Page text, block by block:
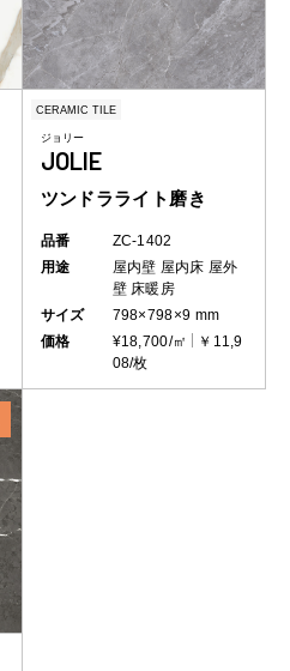
CERAMIC TILE
ジョリー
JOLIE
ツンドラライト磨き
品番
ZC-1402
用途
屋内壁 屋内床 屋外
壁 床暖房
サイズ
798×798×9 mm
価格
¥18,700/㎡
￥11,9
08/枚